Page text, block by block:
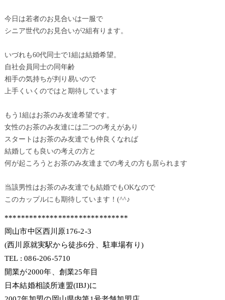
今日は若者のお見合いは一服で
シニア世代のお見合いが2組有ります。
いづれも60代同士で1組は結婚希望。
自社会員同士の同年齢
相手の気持ちが判り易いので
上手くいくのではと期待しています
もう1組はお茶のみ友達希望です。
女性のお茶のみ友達には二つの考えがあり
スタートはお茶のみ友達でも仲良くなれば
結婚しても良いの考えの方と
何が起ころうとお茶のみ友達までの考えの方も居られます
当該男性はお茶のみ友達でも結婚でもOKなので
このカップルにも期待しています！(^^♪
******************************
岡山市中区西川原176-2-3
(西川原就実駅から徒歩6分、駐車場有り)
TEL : 086-206-5710
開業が2000年、創業25年目
日本結婚相談所連盟(IBJ)に